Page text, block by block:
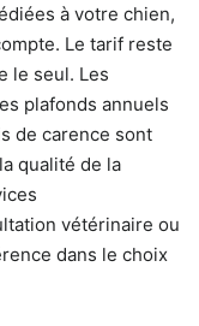
à votre chien,
Le tarif reste
le seul. Les
plafonds annuels
de carence sont
qualité de la
vétérinaire ou
dans le choix